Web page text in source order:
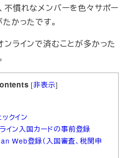
不慣れなメンバーを色々サポー
かったです。
ンラインで済むことが多かった
[非表示]
クイン
イン入国カードの事前登録
Web登録（入国審査、税関申